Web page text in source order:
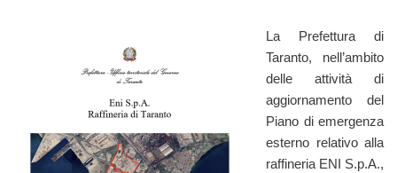
La Prefettura di
Taranto, nell’ambito
delle attività di
aggiornamento del
Piano di emergenza
esterno relativo alla
raffineria ENI S.p.A.,